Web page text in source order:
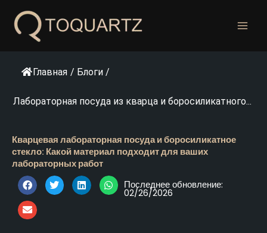
содержанию
Главная / Блоги /
Лабораторная посуда из кварца и боросиликатного...
Кварцевая лабораторная посуда и боросиликатное
стекло: Какой материал подходит для ваших
лабораторных работ
Последнее обновление:
02/26/2026